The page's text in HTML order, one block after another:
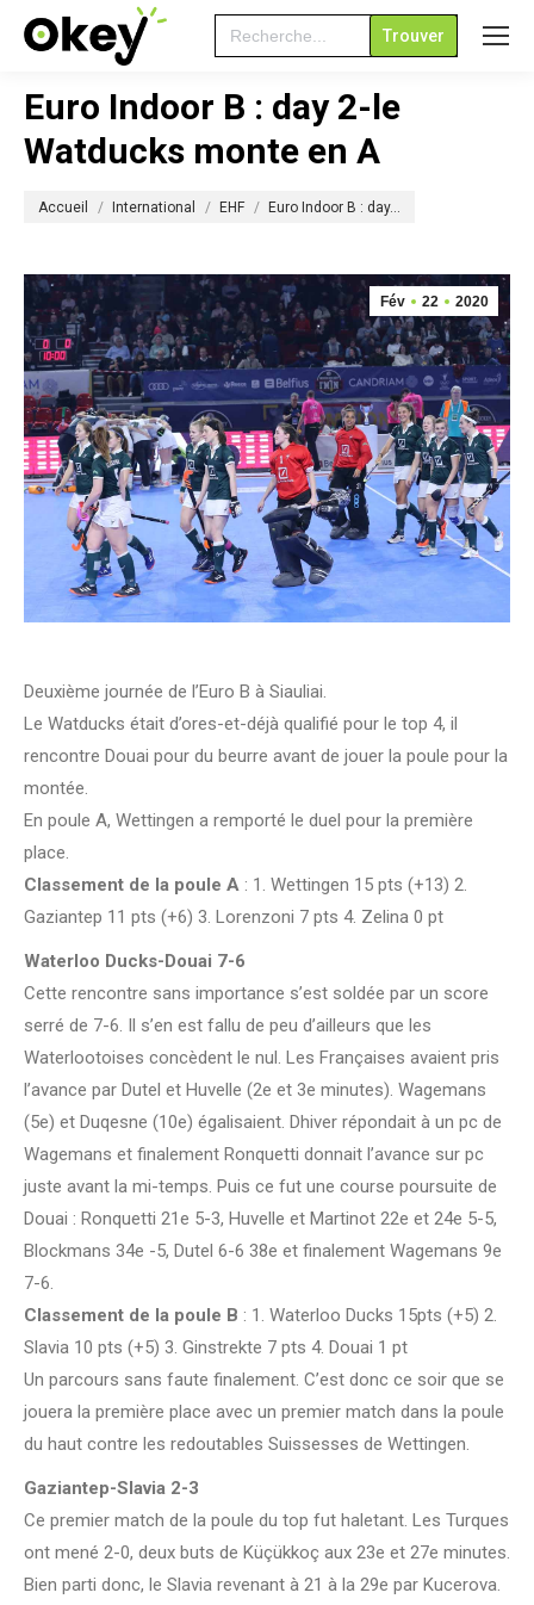
Search
for:
Euro Indoor B : day 2-le
Watducks monte en A
Accueil International EHF Euro Indoor B : day…
Fév 22 2020
Deuxième journée de l’Euro B à Siauliai.
Le Watducks était d’ores-et-déjà qualifié pour le top 4, il
rencontre Douai pour du beurre avant de jouer la poule pour la
montée.
En poule A, Wettingen a remporté le duel pour la première
place.
Classement de la poule A : 1. Wettingen 15 pts (+13) 2.
Gaziantep 11 pts (+6) 3. Lorenzoni 7 pts 4. Zelina 0 pt
Waterloo Ducks-Douai 7-6
Cette rencontre sans importance s’est soldée par un score
serré de 7-6. Il s’en est fallu de peu d’ailleurs que les
Waterlootoises concèdent le nul. Les Françaises avaient pris
l’avance par Dutel et Huvelle (2e et 3e minutes). Wagemans
(5e) et Duqesne (10e) égalisaient. Dhiver répondait à un pc de
Wagemans et finalement Ronquetti donnait l’avance sur pc
juste avant la mi-temps. Puis ce fut une course poursuite de
Douai : Ronquetti 21e 5-3, Huvelle et Martinot 22e et 24e 5-5,
Blockmans 34e -5, Dutel 6-6 38e et finalement Wagemans 9e
7-6.
Classement de la poule B : 1. Waterloo Ducks 15pts (+5) 2.
Slavia 10 pts (+5) 3. Ginstrekte 7 pts 4. Douai 1 pt
Un parcours sans faute finalement. C’est donc ce soir que se
jouera la première place avec un premier match dans la poule
du haut contre les redoutables Suissesses de Wettingen.
Gaziantep-Slavia 2-3
Ce premier match de la poule du top fut haletant. Les Turques
ont mené 2-0, deux buts de Küçükkoç aux 23e et 27e minutes.
Bien parti donc, le Slavia revenant à 21 à la 29e par Kucerova.